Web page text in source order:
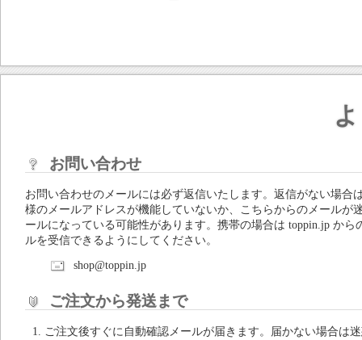
お問い合わせ
お問い合わせのメールには必ず返信いたします。返信がない場合
様のメールアドレスが機能していないか、こちらからのメールが
ールになっている可能性があります。携帯の場合は toppin.jp から
ルを受信できるようにしてください。
shop@toppin.jp
ご注文から発送まで
ご注文後すぐに自動確認メールが届きます。届かない場合は